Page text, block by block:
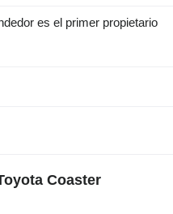
es el primer propietario
Coaster